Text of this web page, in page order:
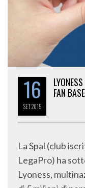
16
SET2015
FAN
La Spal (club
LegaPro) ha
Lyoness,